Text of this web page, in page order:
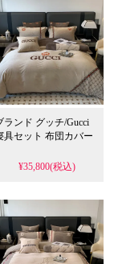
を追求しま
パに優れた
探しのビジ
ランド グッチ/Gucci
具セット 布団カバー
¥35,800(税込)